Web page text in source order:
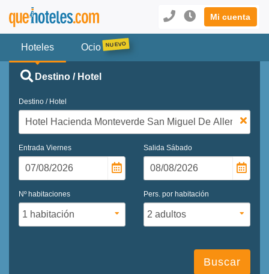
Mi cuenta
Hoteles Ocio
Destino / Hotel
Destino / Hotel
Entrada Viernes Salida Sábado
Nº habitaciones Pers. por habitación
Buscar